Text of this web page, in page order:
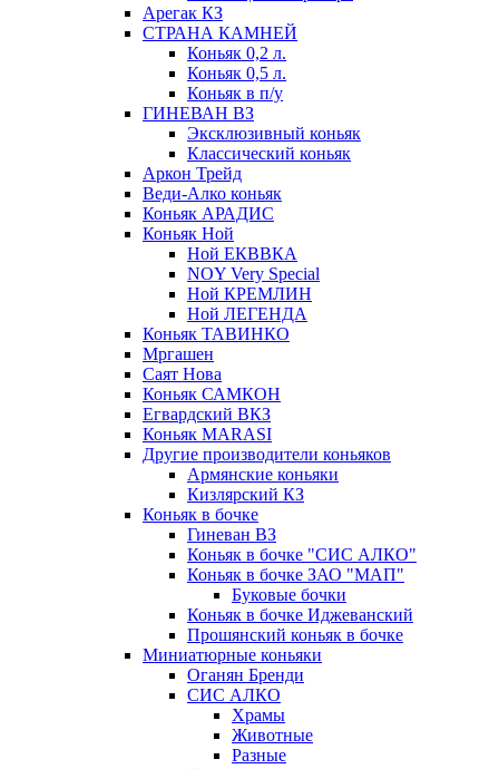
Арегак КЗ
СТРАНА КАМНЕЙ
Коньяк 0,2 л.
Коньяк 0,5 л.
Коньяк в п/у
ГИНЕВАН ВЗ
Эксклюзивный коньяк
Классический коньяк
Аркон Трейд
Веди-Алко коньяк
Коньяк АРАДИС
Коньяк Ной
Ной ЕКВВКА
NOY Very Special
Ной КРЕМЛИН
Ной ЛЕГЕНДА
Коньяк ТАВИНКО
Мргашен
Саят Нова
Коньяк САМКОН
Егвардский ВКЗ
Коньяк MARASI
Другие производители коньяков
Армянские коньяки
Кизлярский КЗ
Коньяк в бочке
Гиневан ВЗ
Коньяк в бочке "СИС АЛКО"
Коньяк в бочке ЗАО "МАП"
Буковые бочки
Коньяк в бочке Иджеванский
Прошянский коньяк в бочке
Миниатюрные коньяки
Оганян Бренди
СИС АЛКО
Храмы
Животные
Разные